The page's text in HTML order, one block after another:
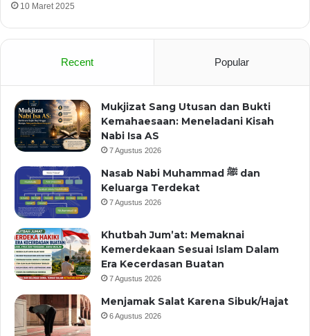
10 Maret 2025
Recent Popular
Mukjizat Sang Utusan dan Bukti
Kemahaesaan: Meneladani Kisah
Nabi Isa AS
7 Agustus 2026
Nasab Nabi Muhammad ﷺ dan
Keluarga Terdekat
7 Agustus 2026
Khutbah Jum’at: Memaknai
Kemerdekaan Sesuai Islam Dalam
Era Kecerdasan Buatan
7 Agustus 2026
Menjamak Salat Karena Sibuk/Hajat
6 Agustus 2026